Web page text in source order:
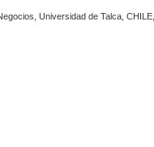
Universidad de Talca,